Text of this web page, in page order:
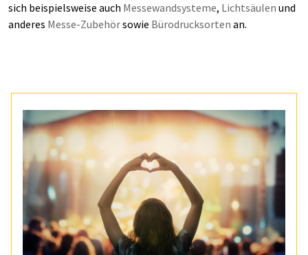
sich beispielsweise auch Messewandsysteme, Lichtsäulen und
anderes Messe-Zubehörsowie Bürodrucksorten an.